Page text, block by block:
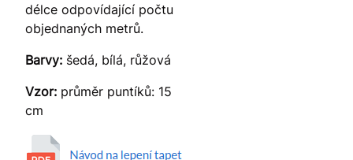
délce odpovídající počtu
objednaných metrů.
Barvy: šedá, bílá, růžová
Vzor: průměr puntíků: 15
cm